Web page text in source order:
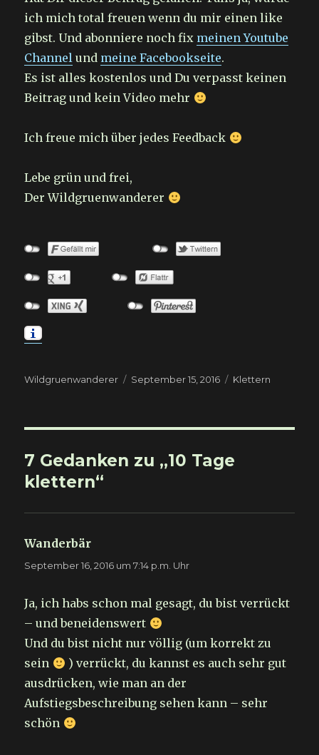
ich mich total freuen wenn du mir einen like
gibst. Und abonniere noch fix meinen Youtube
Channel und meine Facebookseite.
Es ist alles kostenlos und Du verpasst keinen
Beitrag und kein Video mehr
Ich freue mich über jedes Feedback
Lebe grün und frei,
Der Wildgruenwanderer
Autor
Wildgruenwanderer
Veröffentlicht
September 15, 2016 Kategorien
Klettern
7 Gedanken zu „10 Tage
klettern“
Wanderbär
September 16, 2016 um 7:14 p.m. Uhr
Ja, ich habs schon mal gesagt, du bist verrückt
– und beneidenswert
Und du bist nicht nur völlig (um korrekt zu
sein
) verrückt, du kannst es auch sehr gut
ausdrücken, wie man an der
Aufstiegsbeschreibung sehen kann – sehr
schön